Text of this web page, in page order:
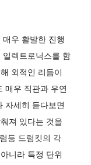
우 활발한 진행
렉트로닉스를 함
외적인 리듬이
매우 직관과 우연
자세히 듣다보면
져 있다는 것을
등 드럼킷의 각
니라 특정 단위